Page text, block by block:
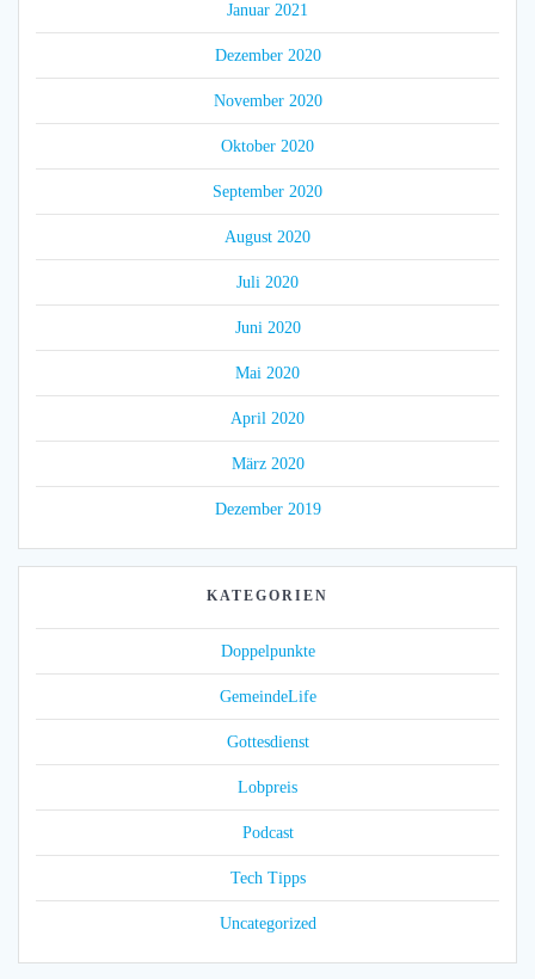
Januar 2021
Dezember 2020
November 2020
Oktober 2020
September 2020
August 2020
Juli 2020
Juni 2020
Mai 2020
April 2020
März 2020
Dezember 2019
KATEGORIEN
Doppelpunkte
GemeindeLife
Gottesdienst
Lobpreis
Podcast
Tech Tipps
Uncategorized